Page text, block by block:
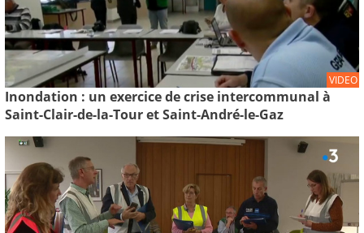
VIDEO
Inondation : un exercice de crise intercommunal à
Saint-Clair-de-la-Tour et Saint-André-le-Gaz